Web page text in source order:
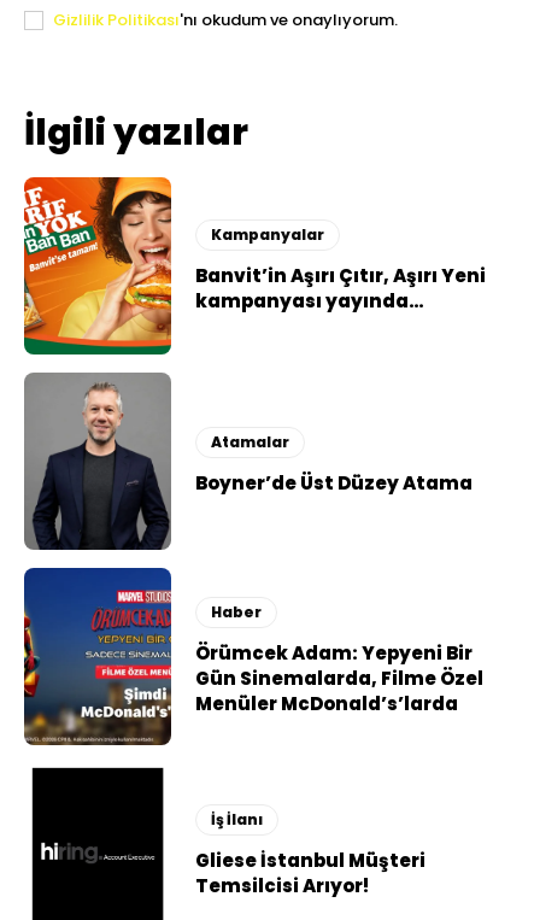
Gizlilik Politikası'nı okudum ve onaylıyorum.
İlgili yazılar
Kampanyalar
Banvit’in Aşırı Çıtır, Aşırı Yeni
kampanyası yayında…
Atamalar
Boyner’de Üst Düzey Atama
Haber
Örümcek Adam: Yepyeni Bir
Gün Sinemalarda, Filme Özel
Menüler McDonald’s’larda
İş İlanı
Gliese İstanbul Müşteri
Temsilcisi Arıyor!